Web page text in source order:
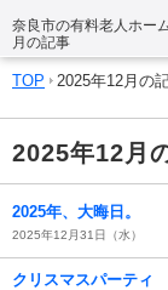
奈良市の有料老人ホー
月の記事
TOP 2025年12月の
2025年12月
2025年、大晦日。
2025年12月31日（水）
クリスマスパーティ